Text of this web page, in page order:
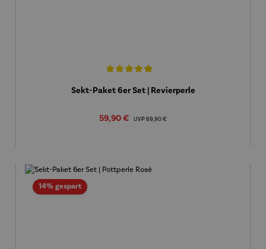
Sekt-Paket 6er Set | Revierperle
Verkaufspreis:
59,90 € UVP Regulärer Preis:
69,90 €
14% gespartRabatt